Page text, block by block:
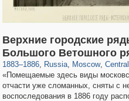
Верхние городские
Большого Ветошного
1883–1886, Russia
1,406,255 29,243
, Moscow
319,780 8,286
,
159,978
«Помещаемые здесь виды
отчасти уже сломанных, сняты с
воспоследования в 1886 году